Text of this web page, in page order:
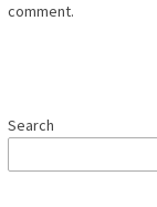
comment.
Search